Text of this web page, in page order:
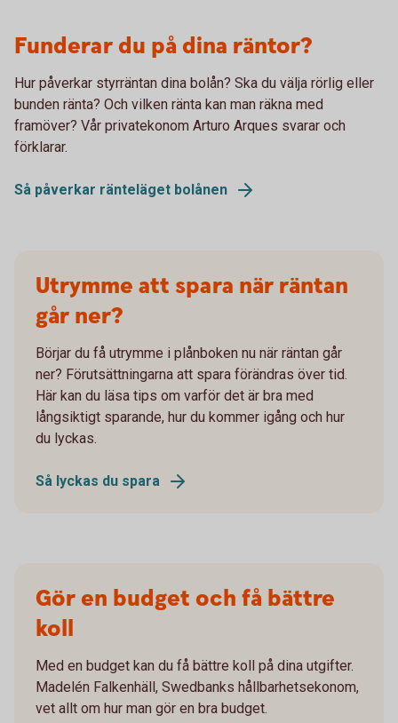
Funderar du på dina räntor?
Hur påverkar styrräntan dina bolån? Ska du välja rörlig eller
bunden ränta? Och vilken ränta kan man räkna med
framöver? Vår privatekonom Arturo Arques svarar och
förklarar.
Så påverkar ränteläget bolånen
Utrymme att spara när räntan
går ner?
Börjar du få utrymme i plånboken nu när räntan går
ner? Förutsättningarna att spara förändras över tid.
Här kan du läsa tips om varför det är bra med
långsiktigt sparande, hur du kommer igång och hur
du lyckas.
Så lyckas du spara
Gör en budget och få bättre
koll
Med en budget kan du få bättre koll på dina utgifter.
Madelén Falkenhäll, Swedbanks hållbarhetsekonom,
vet allt om hur man gör en bra budget.